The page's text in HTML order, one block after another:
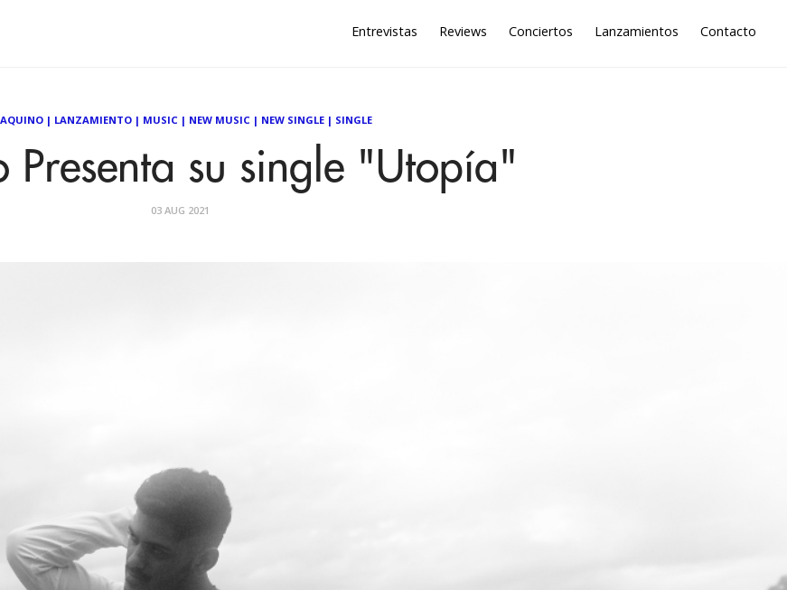
Entrevistas Reviews Conciertos Lanzamientos Contacto
| LANZAMIENTO| MUSIC| NEW MUSIC| NEW SINGLE| SINGLE
Presenta su single "Utopía"
03 AUG 2021